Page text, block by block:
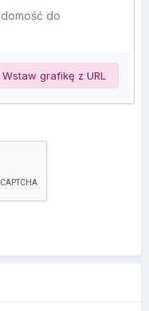
do
Wstaw grafikę z URL